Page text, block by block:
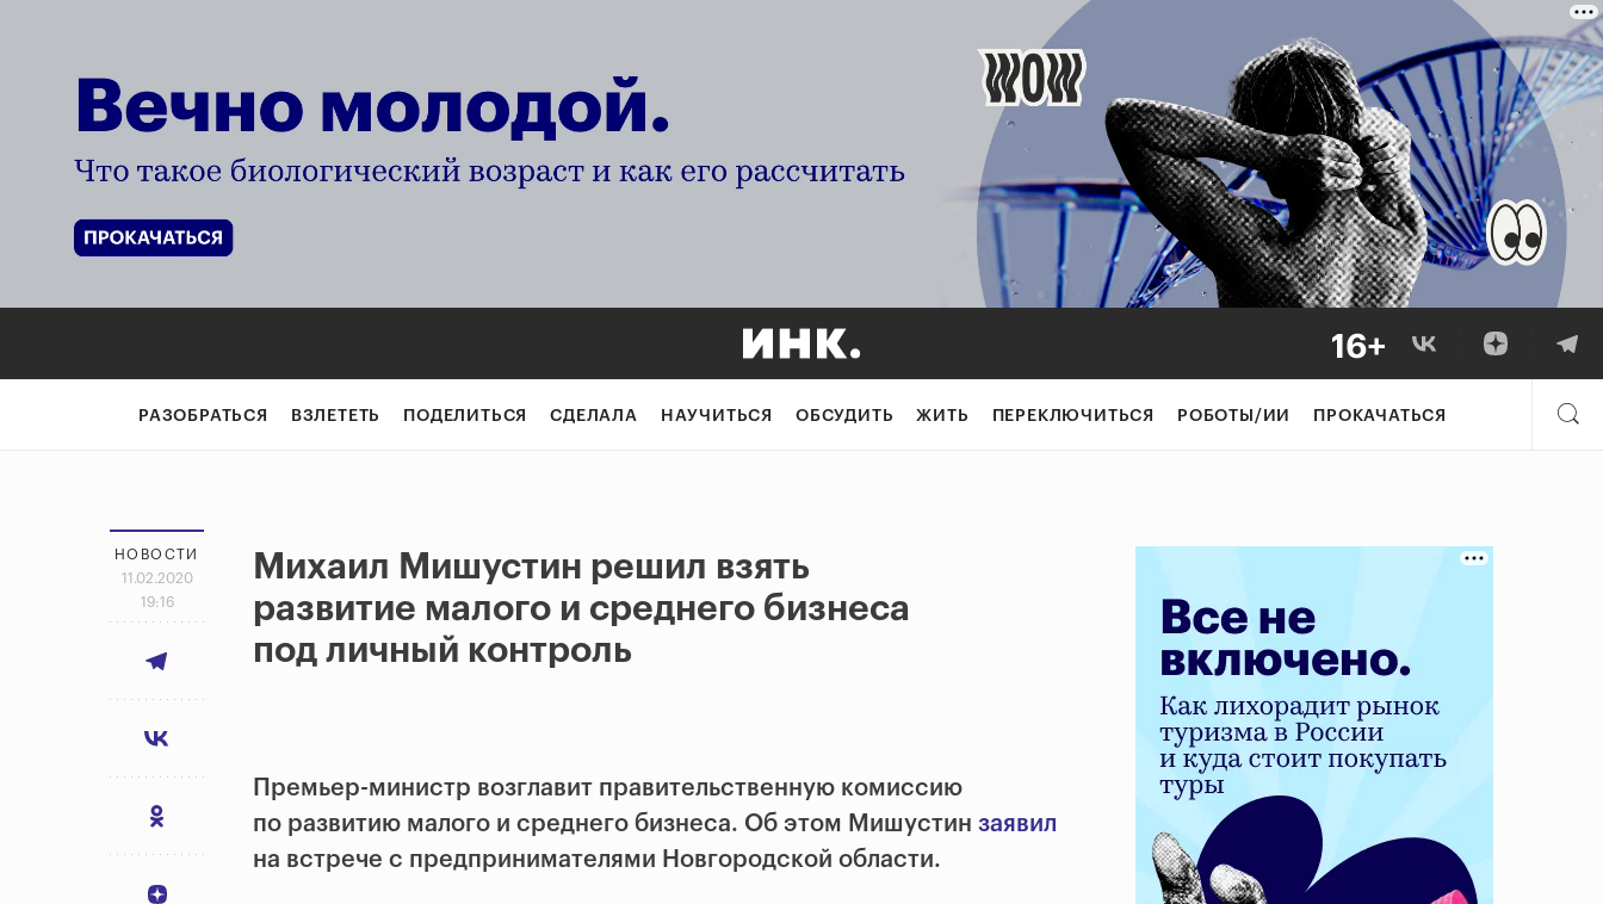
РАЗОБРАТЬСЯ ВЗЛЕТЕТЬ ПОДЕЛИТЬСЯ СДЕЛАЛА НАУЧИТЬСЯ ОБСУДИТЬ ЖИТЬ ПЕРЕКЛЮЧИТЬСЯ РОБОТЫ/ИИ ПРОКАЧАТЬСЯ
НОВОСТИ
11.02.2020
19:16
Михаил Мишустин решил взять
развитие малого и среднего бизнеса
под личный контроль
Премьер-министр возглавит правительственную комиссию
по развитию малого и среднего бизнеса. Об этом Мишустин заявил
на встрече с предпринимателями Новгородской области.